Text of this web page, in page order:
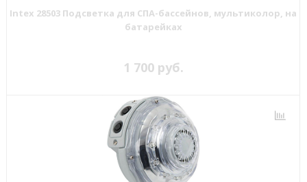
Intex 28503 Подсветка для СПА-бассейнов, мультиколор, на
батарейках
1 700 руб.